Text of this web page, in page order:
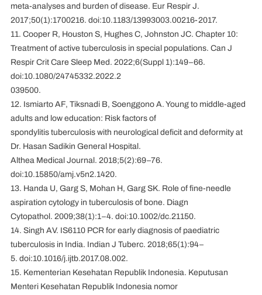
meta-analyses and burden of disease. Eur Respir J.
2017;50(1):1700216. doi:10.1183/13993003.00216-2017.
11. Cooper R, Houston S, Hughes C, Johnston JC. Chapter 10:
Treatment of active tuberculosis in special populations. Can J
Respir Crit Care Sleep Med. 2022;6(Suppl 1):149–66.
doi:10.1080/24745332.2022.2
039500.
12. Ismiarto AF, Tiksnadi B, Soenggono A. Young to middle-aged
adults and low education: Risk factors of
spondylitis tuberculosis with neurological deficit and deformity at
Dr. Hasan Sadikin General Hospital.
Althea Medical Journal. 2018;5(2):69–76.
doi:10.15850/amj.v5n2.1420.
13. Handa U, Garg S, Mohan H, Garg SK. Role of fine-needle
aspiration cytology in tuberculosis of bone. Diagn
Cytopathol. 2009;38(1):1–4. doi:10.1002/dc.21150.
14. Singh AV. IS6110 PCR for early diagnosis of paediatric
tuberculosis in India. Indian J Tuberc. 2018;65(1):94–
5. doi:10.1016/j.ijtb.2017.08.002.
15. Kementerian Kesehatan Republik Indonesia. Keputusan
Menteri Kesehatan Republik Indonesia nomor